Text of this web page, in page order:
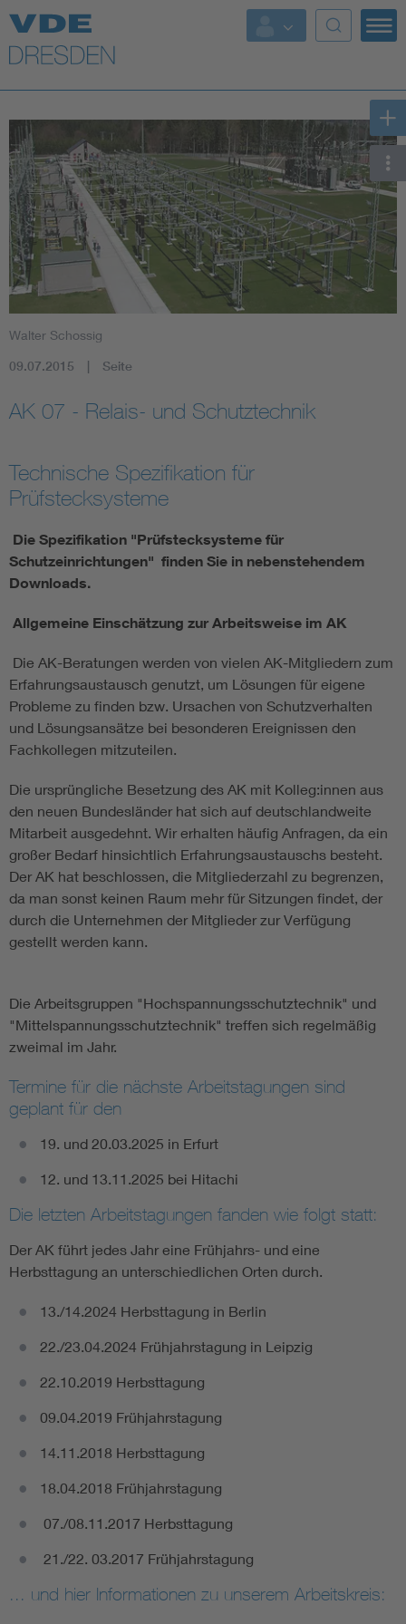
Top Themen
Fokusthemen
Energy
AI & Digital Trust
Health
Mobility
Electromobility
Energy efficiency
Energy storage
Walter Schossig
09.07.2015 Seite
AK 07 - Relais- und Schutztechnik
Technische Spezifikation für
Prüfstecksysteme
Die Spezifikation "Prüfstecksysteme für
Schutzeinrichtungen" finden Sie in nebenstehendem
Downloads.
Allgemeine Einschätzung zur Arbeitsweise im AK
Die AK-Beratungen werden von vielen AK-Mitgliedern zum
Erfahrungsaustausch genutzt, um Lösungen für eigene
Probleme zu finden bzw. Ursachen von Schutzverhalten
und Lösungsansätze bei besonderen Ereignissen den
Fachkollegen mitzuteilen.
Die ursprüngliche Besetzung des AK mit Kolleg:innen aus
den neuen Bundesländer hat sich auf deutschlandweite
Mitarbeit ausgedehnt. Wir erhalten häufig Anfragen, da ein
großer Bedarf hinsichtlich Erfahrungsaustauschs besteht.
Der AK hat beschlossen, die Mitgliederzahl zu begrenzen,
da man sonst keinen Raum mehr für Sitzungen findet, der
durch die Unternehmen der Mitglieder zur Verfügung
gestellt werden kann.
Die Arbeitsgruppen "Hochspannungsschutztechnik" und
"Mittelspannungsschutztechnik" treffen sich regelmäßig
zweimal im Jahr.
Termine für die nächste Arbeitstagungen sind
geplant für den
19. und 20.03.2025 in Erfurt
12. und 13.11.2025 bei Hitachi
Die letzten Arbeitstagungen fanden wie folgt statt:
Der AK führt jedes Jahr eine Frühjahrs- und eine
Herbsttagung an unterschiedlichen Orten durch.
13./14.2024 Herbsttagung in Berlin
22./23.04.2024 Frühjahrstagung in Leipzig
22.10.2019 Herbsttagung
09.04.2019 Frühjahrstagung
14.11.2018 Herbsttagung
18.04.2018 Frühjahrstagung
07./08.11.2017 Herbsttagung
21./22. 03.2017 Frühjahrstagung
... und hier Informationen zu unserem Arbeitskreis: